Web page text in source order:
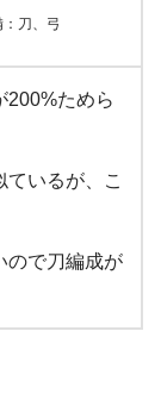
刀、弓
200%ためら
いるが、こ
ので刀編成が